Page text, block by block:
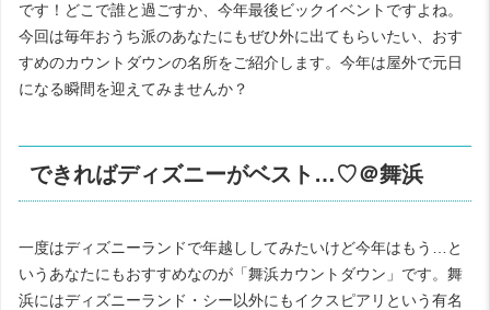
です！どこで誰と過ごすか、今年最後ビックイベントですよね。
今回は毎年おうち派のあなたにもぜひ外に出てもらいたい、おす
すめのカウントダウンの名所をご紹介します。今年は屋外で元日
になる瞬間を迎えてみませんか？
できればディズニーがベスト…♡＠舞浜
一度はディズニーランドで年越ししてみたいけど今年はもう…と
いうあなたにもおすすめなのが「舞浜カウントダウン」です。舞
浜にはディズニーランド・シー以外にもイクスピアリという有名